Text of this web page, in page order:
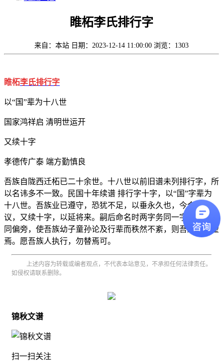
睢柘李氏排行字
来自：本站 日期：2023-12-14 11:00:00 浏览：1303
睢柘李氏排行字
以“国”辈为十八世
国家鸿祥启 清明世运开
又续十字
孝德传广泰 端方勤慎良
吾族自陇西迁柘已二十余世。十八世以前旧谱未列排行字，所
以名讳多不一致。民国十年续谱 排行字十字，以“国”字辈为
十八世。吾族业已遵守，恐犹不足，以垂永久也，今合族公
议，又续十字，以延将来。嗣后命名时两字务同一字，一字务
同偏旁，使吾族幼子童孙论及行辈而秩然不紊，则吾族有厚望
焉。愿吾族人执行，勿替焉可。
上述内容为转载或编者观点，不代表本站意见，不承担任何法律责任。
如侵权请联系删除。
锦秋文谱
扫一扫关注